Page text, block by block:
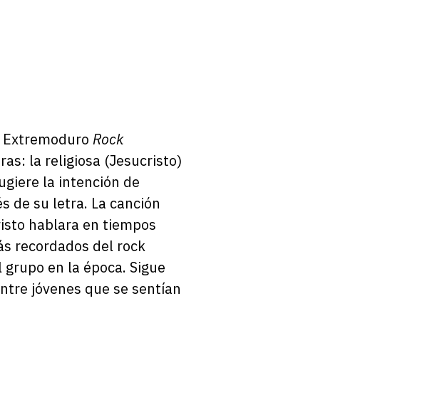
Extremoduro Rock
la religiosa (Jesucristo)
la intención de
de su letra. La canción
hablara en tiempos
recordados del rock
en la época. Sigue
jóvenes que se sentían